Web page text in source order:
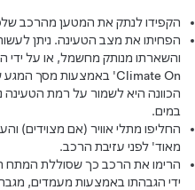
הקפידו לנתק את המטען מהרכב
הפחיתו את מצב הטעינה. ניתן
הכוונה היא לשמור על רמת
במים.
החליפו מתלי אוויר (אם מצוידים)
מאוד' לפני עזיבת הרכב.
הרימו את הרכב כך שסוללת המתח
ידי הגבהתו באמצעות מעמדים,